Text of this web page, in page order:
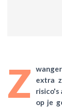
Z
extra
risico's
op je